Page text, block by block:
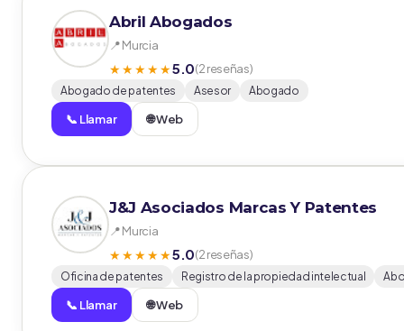
Abril Abogados
📍 Murcia
★★★★★5.0(2 reseñas)
Abogado de patentes Asesor Abogado
📞 Llamar 🌐 Web
J&J Asociados Marcas Y Patentes
📍 Murcia
★★★★★5.0(2 reseñas)
Oficina de patentes Registro de la propiedad intelectual
📞 Llamar 🌐 Web